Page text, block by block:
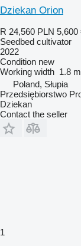
Dziekan Orion
R 24,560 PLN 5,600
Seedbed cultivator
2022
Condition new
Working width 1.8 m
Poland, Słupia
Przedsiębiorstwo
Dziekan
Contact the seller
1